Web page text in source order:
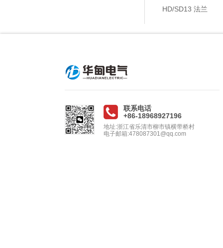
HD/SD13 法兰
联系电话
+86-18968927196
地址:浙江省乐清市柳市镇横带桥村
电子邮箱:478087301@qq.com